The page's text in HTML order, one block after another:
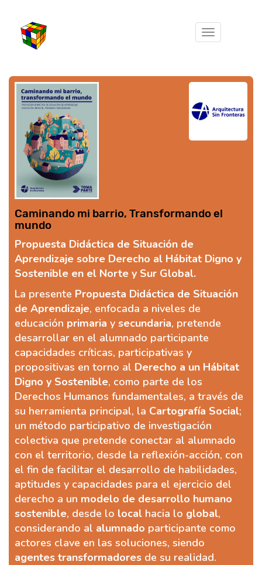
Toggle
Caminando mi barrio, Transformando el
mundo
Propuesta Didáctica de Situación de
Aprendizaje sobre Derecho al Hábitat Digno y
Sostenible en el Norte y Sur Global.
La presente Propuesta Didáctica de Situación
de Aprendizaje, enfocada a niveles de
educación primaria y secundaria, pretende
desarrollar en el alumnado participante
capacidades críticas, participativas y
propositivas en torno al Derecho a un Hábitat
Digno y Sostenible, como parte de los
Derechos Humanos fundamentales, a través de
su herramienta principal, la Cartografía Social;
un método participativo de investigación
colectiva que pretende conectar al alumnado
con el territorio, desde la reflexión-acción, con
el fin de facilitar el desarrollo de habilidades,
aptitudes y capacidades para el ejercicio del
derecho a un modelo de desarrollo humano
sostenible, desde lo local hacia lo global,
considerando al alumnado participante como
actores clave en las soluciones, siendo
agentes transformadores de su realidad.